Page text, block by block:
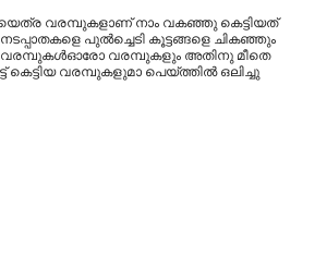
വരമ്പുകളാണ് നാം വകഞ്ഞു കെട്ടിയത്
പുൽച്ചെടി കൂട്ടങ്ങളെ ചികഞ്ഞും
വരമ്പുകളും അതിനു മീതെ
കെട്ടിയ വരമ്പുകളുമാ പെയ്ത്തിൽ ഒലിച്ചു